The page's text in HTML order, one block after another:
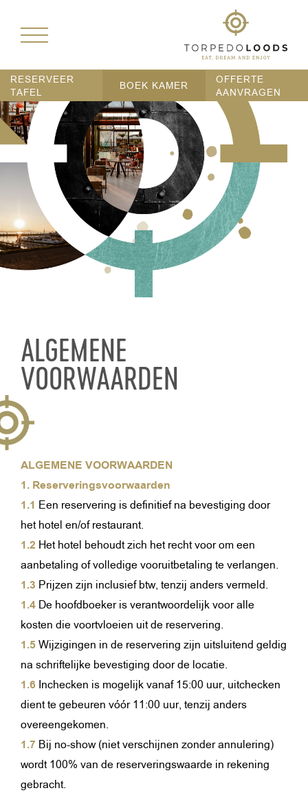
RESERVEER
TAFEL
BOEK KAMER
OFFERTE
AANVRAGEN
ALGEMENE
VOORWAARDEN
ALGEMENE VOORWAARDEN
1. Reserveringsvoorwaarden
1.1 Een reservering is definitief na bevestiging door
het hotel en/of restaurant.
1.2 Het hotel behoudt zich het recht voor om een
aanbetaling of volledige vooruitbetaling te verlangen.
1.3 Prijzen zijn inclusief btw, tenzij anders vermeld.
1.4De hoofdboeker is verantwoordelijk voor alle
kosten die voortvloeien uit de reservering.
1.5Wijzigingen in de reservering zijn uitsluitend geldig
na schriftelijke bevestiging door de locatie.
1.6Inchecken is mogelijk vanaf 15:00 uur, uitchecken
dient te gebeuren vóór 11:00 uur, tenzij anders
overeengekomen.
1.7 Bij no-show (niet verschijnen zonder annulering)
wordt 100% van de reserveringswaarde in rekening
gebracht.